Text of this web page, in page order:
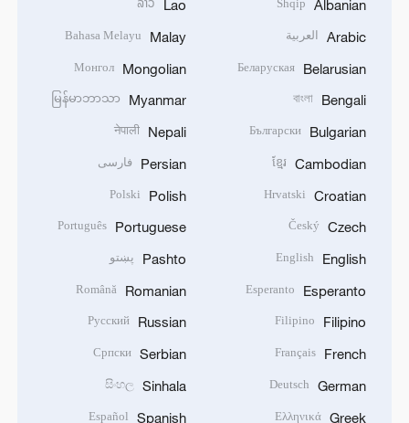
Albanian
Arabic العربية
Belarusian
Беларуская
Bengali
বাংলা
Bulgarian
Български
Cambodian
ខ្មែរ
Croatian
Hrvatski
Czech
Český
English
English
Esperanto
Esperanto
Filipino
Filipino
French
Français
German
Deutsch
Greek
Ελληνικά
Lao
Malay
Bahasa Melayu
Mongolian
Монгол
Myanmar
မြန်မာဘာသာ
Nepali
नेपाली
Persian فارسی
Polish
Polski
Portuguese
Português
Pashto پښتو
Romanian
Română
Russian
Русский
Serbian
Српски
Sinhala
සිංහල
Spanish
Español